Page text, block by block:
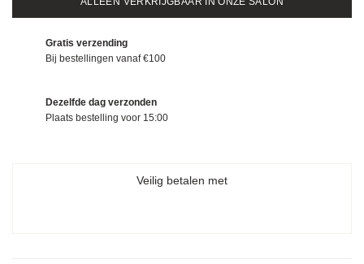
Gratis verzending
Bij bestellingen vanaf €100
Dezelfde dag verzonden
Plaats bestelling voor 15:00
Veilig betalen met